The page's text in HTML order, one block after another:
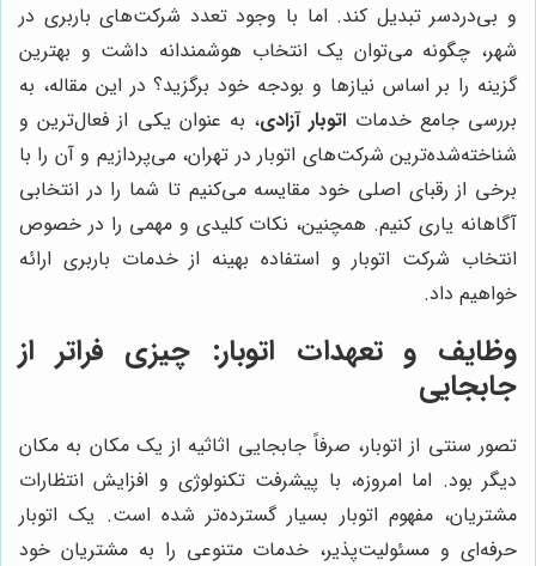
و بی‌دردسر تبدیل کند. اما با وجود تعدد شرکت‌های باربری در
شهر، چگونه می‌توان یک انتخاب هوشمندانه داشت و بهترین
گزینه را بر اساس نیازها و بودجه خود برگزید؟ در این مقاله، به
بررسی جامع خدمات اتوبار آزادی، به عنوان یکی از فعال‌ترین و
شناخته‌شده‌ترین شرکت‌های اتوبار در تهران، می‌پردازیم و آن را با
برخی از رقبای اصلی خود مقایسه می‌کنیم تا شما را در انتخابی
آگاهانه یاری کنیم. همچنین، نکات کلیدی و مهمی را در خصوص
انتخاب شرکت اتوبار و استفاده بهینه از خدمات باربری ارائه
خواهیم داد.
وظایف و تعهدات اتوبار: چیزی فراتر از
جابجایی
تصور سنتی از اتوبار، صرفاً جابجایی اثاثیه از یک مکان به مکان
دیگر بود. اما امروزه، با پیشرفت تکنولوژی و افزایش انتظارات
مشتریان، مفهوم اتوبار بسیار گسترده‌تر شده است. یک اتوبار
حرفه‌ای و مسئولیت‌پذیر، خدمات متنوعی را به مشتریان خود